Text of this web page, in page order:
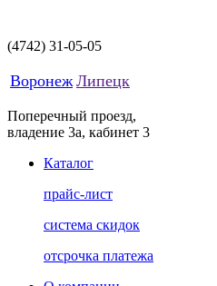
(4742) 31-05-05
Воронеж Липецк
Поперечный проезд,
владение 3а, кабинет 3
Каталог
прайс-лист
система скидок
отсрочка платежа